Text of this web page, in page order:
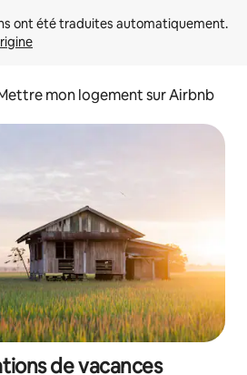
mon logement sur Airbnb
de vacances